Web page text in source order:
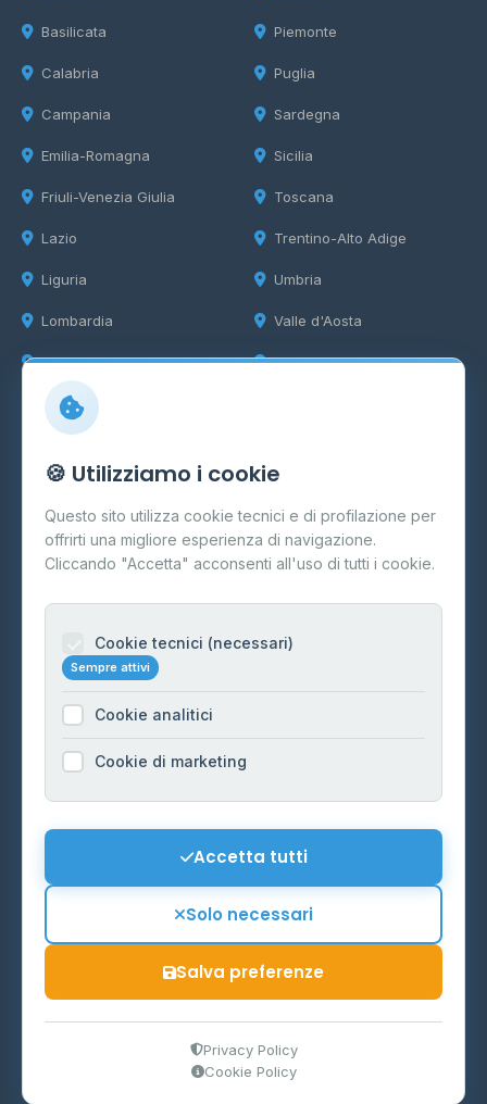
Basilicata
Calabria
Campania
Emilia-Romagna
Friuli-Venezia Giulia
Lazio
Liguria
Lombardia
Marche
Piemonte
Puglia
Sardegna
Sicilia
Toscana
Trentino-Alto Adige
Umbria
Valle d'Aosta
Veneto
Info
Cos'è il GPL
FAQ
Contatti
Informazioni legali
Cookie Policy
Preferenze Cookie
Mappa del sito
P.IVA 03859300364
Ministero delle Imprese e del Made in Italy
🍪 Utilizziamo i cookie
Questo sito utilizza cookie tecnici e di profilazione per
offrirti una migliore esperienza di navigazione.
Cliccando "Accetta" acconsenti all'uso di tutti i cookie.
Cookie tecnici (necessari)
Sempre attivi
Cookie analitici
Cookie di marketing
Accetta tutti
Solo necessari
Salva preferenze
Privacy Policy
Cookie Policy